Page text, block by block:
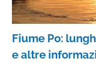
Fiume Po:
e altre